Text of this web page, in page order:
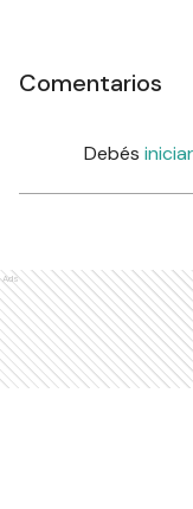
Comentarios
Debés
Ads